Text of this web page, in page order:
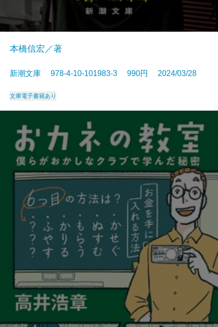
本橋信宏／著
新潮文庫 978-4-10-101983-3 990円 2024/03/28
文庫電子書籍あり